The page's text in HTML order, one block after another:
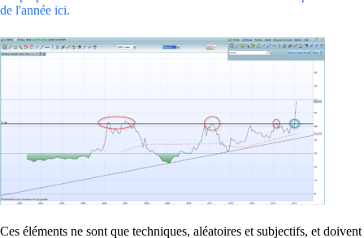
de l'année ici.
Ces éléments ne sont que techniques, aléatoires et subjectifs, et doivent